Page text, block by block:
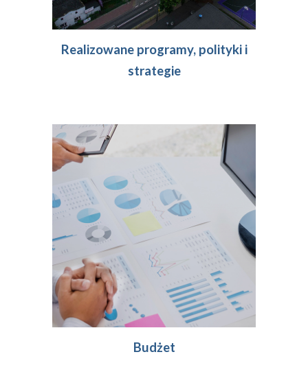
Realizowane programy, polityki i
strategie
Budżet